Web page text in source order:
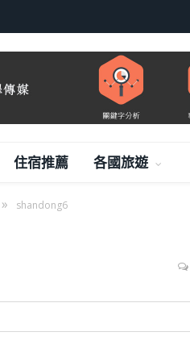
住宿推薦 各國旅遊
» shandong6